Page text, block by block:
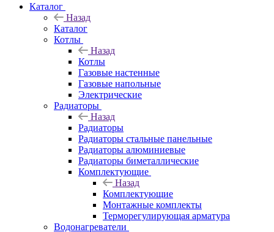
Каталог
Назад
Каталог
Котлы
Назад
Котлы
Газовые настенные
Газовые напольные
Электрические
Радиаторы
Назад
Радиаторы
Радиаторы стальные панельные
Радиаторы алюминиевые
Радиаторы биметаллические
Комплектующие
Назад
Комплектующие
Монтажные комплекты
Терморегулирующая арматура
Водонагреватели